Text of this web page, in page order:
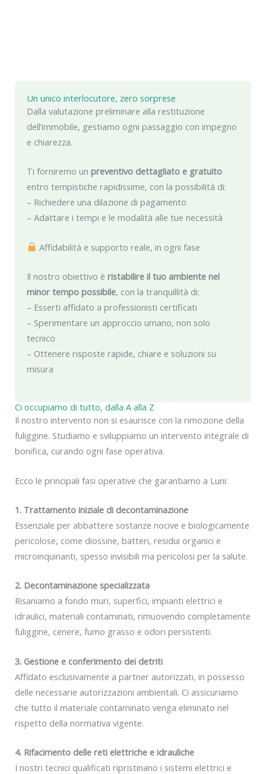
Ci occupiamo di tutto, dalla A alla Z
Il nostro intervento non si esaurisce con la rimozione della
fuliggine. Studiamo e sviluppiamo un intervento integrale di
bonifica, curando ogni fase operativa.
Ecco le principali fasi operative che garantiamo a Luni:
1. Trattamento iniziale di decontaminazione
Essenziale per abbattere sostanze nocive e biologicamente
pericolose, come diossine, batteri, residui organici e
microinquinanti, spesso invisibili ma pericolosi per la salute.
2. Decontaminazione specializzata
Risaniamo a fondo muri, superfici, impianti elettrici e
idraulici, materiali contaminati, rimuovendo completamente
fuliggine, cenere, fumo grasso e odori persistenti.
3. Gestione e conferimento dei detriti
Affidato esclusivamente a partner autorizzati, in possesso
delle necessarie autorizzazioni ambientali. Ci assicuriamo
che tutto il materiale contaminato venga eliminato nel
rispetto della normativa vigente.
4. Rifacimento delle reti elettriche e idrauliche
I nostri tecnici qualificati ripristinano i sistemi elettrici e
Un unico interlocutore, zero sorprese
Dalla valutazione preliminare alla restituzione
dell’immobile, gestiamo ogni passaggio con impegno
e chiarezza.
Ti forniremo un preventivo dettagliato e gratuito
entro tempistiche rapidissime, con la possibilità di:
– Richiedere una dilazione di pagamento
– Adattare i tempi e le modalità alle tue necessità
Affidabilità e supporto reale, in ogni fase
Il nostro obiettivo è ristabilire il tuo ambiente nel
minor tempo possibile, con la tranquillità di:
– Esserti affidato a professionisti certificati
– Sperimentare un approccio umano, non solo
tecnico
– Ottenere risposte rapide, chiare e soluzioni su
misura